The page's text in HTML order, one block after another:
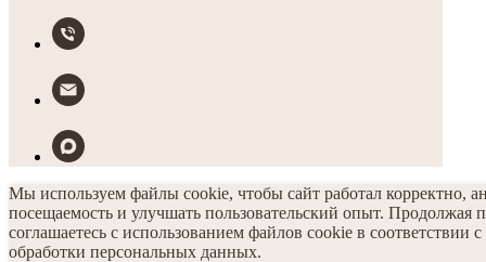
Мы используем файлы cookie, чтобы сайт работал корректно,
посещаемость и улучшать пользовательский опыт. Продолжая
соглашаетесь с использованием файлов cookie в соответствии
обработки персональных данных.